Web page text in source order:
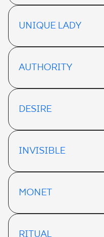
UNIQUE LADY
AUTHORITY
DESIRE
INVISIBLE
MONET
RITUAL